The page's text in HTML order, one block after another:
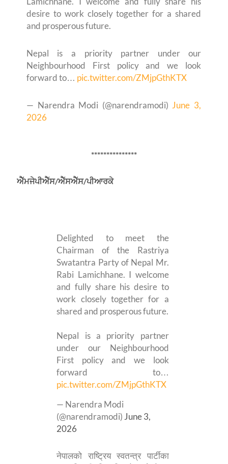
desire to work closely together for a shared
and prosperous future.
Nepal is a priority partner under our
Neighbourhood First policy and we look
forward to… pic.twitter.com/ZMjpGthKTX
— Narendra Modi (@narendramodi) June 3,
2026
***************
ਐੱਮਜੇਪੀਐੱਸ/ਐੱਸਐੱਸ/ਪੀਆਰਕੇ
Delighted to meet the
Chairman of the Rastriya
Swatantra Party of Nepal Mr.
Rabi Lamichhane. I welcome
and fully share his desire to
work closely together for a
shared and prosperous future.
Nepal is a priority partner
under our Neighbourhood
First policy and we look
forward to…
pic.twitter.com/ZMjpGthKTX
— Narendra Modi
(@narendramodi) June 3,
2026
नेपालको राष्ट्रिय स्वतन्त्र पार्टीका